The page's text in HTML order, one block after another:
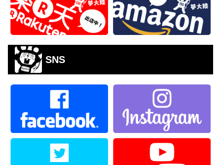
SNS